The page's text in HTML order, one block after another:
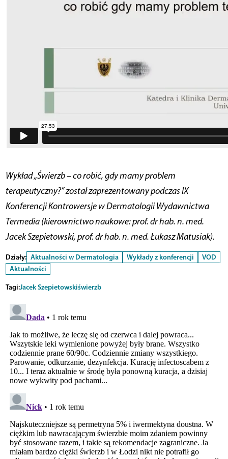
Wykład „Świerzb – co robić, gdy mamy problem
terapeutyczny?” został zaprezentowany podczas IX
Konferencji Kontrowersje w Dermatologii Wydawnictwa
Termedia (kierownictwo naukowe: prof. dr hab. n. med.
Jacek Szepietowski, prof. dr hab. n. med. Łukasz Matusiak).
Działy: Aktualności w Dermatologia Wykłady z konferencji
VOD
Aktualności
Tagi:Jacek Szepietowskiświerzb